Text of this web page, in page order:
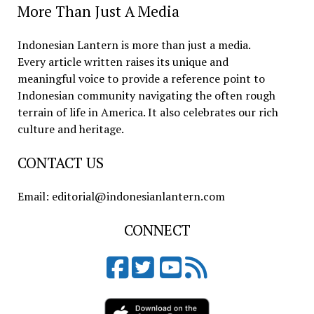
More Than Just A Media
Indonesian Lantern is more than just a media.
Every article written raises its unique and
meaningful voice to provide a reference point to
Indonesian community navigating the often rough
terrain of life in America. It also celebrates our rich
culture and heritage.
CONTACT US
Email: editorial@indonesianlantern.com
CONNECT